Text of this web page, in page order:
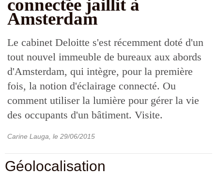
connectée jaillit à
Amsterdam
Le cabinet Deloitte s'est récemment doté d'un
tout nouvel immeuble de bureaux aux abords
d'Amsterdam, qui intègre, pour la première
fois, la notion d'éclairage connecté. Ou
comment utiliser la lumière pour gérer la vie
des occupants d'un bâtiment. Visite.
Carine Lauga , le 29/06/2015
Géolocalisation